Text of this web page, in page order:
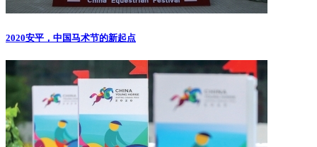
2020安平，中国马术节的新起点